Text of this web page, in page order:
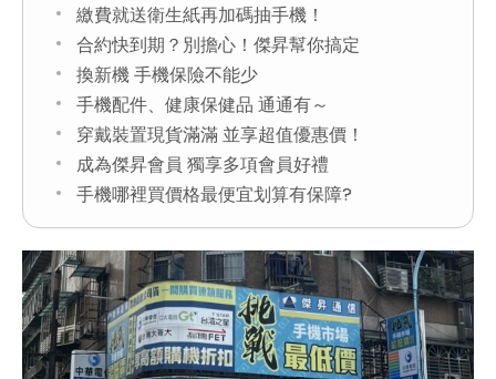
繳費就送衛生紙再加碼抽手機！
合約快到期？別擔心！傑昇幫你搞定
換新機 手機保險不能少
手機配件、健康保健品 通通有～
穿戴裝置現貨滿滿 並享超值優惠價！
成為傑昇會員 獨享多項會員好禮
手機哪裡買價格最便宜划算有保障?